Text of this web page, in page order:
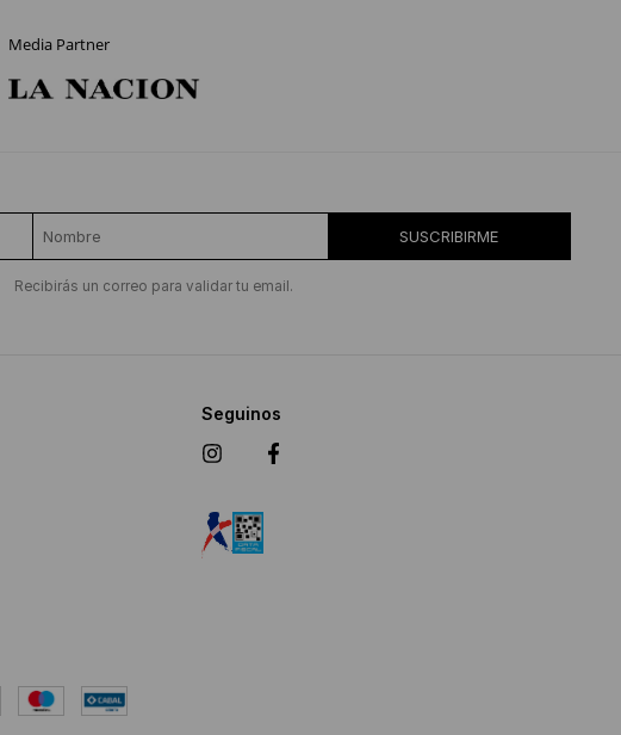
Media Partner
SUSCRIBIRME
Recibirás un correo para validar tu email.
Seguinos